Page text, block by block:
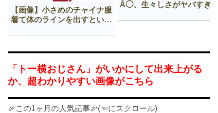
【画像】小さめのチャイナ服
着て体のラインを出すという
Å◯、生々しさがヤバすぎ
「トー横おじさん」がいかにして出来上がる
か、超わかりやすい画像がこちら
🎉この1ヶ月の人気記事🎉(☜にスクロール)